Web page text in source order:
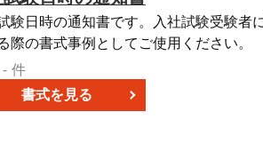
験日時の通知書です。入社試験受験者
際の書式事例としてご使用ください。
- 件
書式を見る